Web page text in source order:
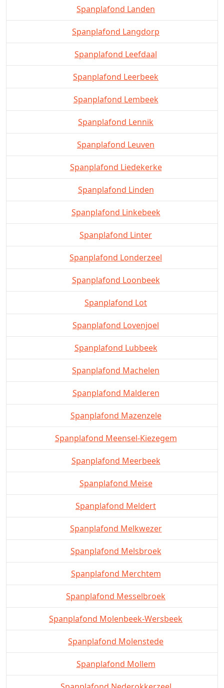
Spanplafond Landen
Spanplafond Langdorp
Spanplafond Leefdaal
Spanplafond Leerbeek
Spanplafond Lembeek
Spanplafond Lennik
Spanplafond Leuven
Spanplafond Liedekerke
Spanplafond Linden
Spanplafond Linkebeek
Spanplafond Linter
Spanplafond Londerzeel
Spanplafond Loonbeek
Spanplafond Lot
Spanplafond Lovenjoel
Spanplafond Lubbeek
Spanplafond Machelen
Spanplafond Malderen
Spanplafond Mazenzele
Spanplafond Meensel-Kiezegem
Spanplafond Meerbeek
Spanplafond Meise
Spanplafond Meldert
Spanplafond Melkwezer
Spanplafond Melsbroek
Spanplafond Merchtem
Spanplafond Messelbroek
Spanplafond Molenbeek-Wersbeek
Spanplafond Molenstede
Spanplafond Mollem